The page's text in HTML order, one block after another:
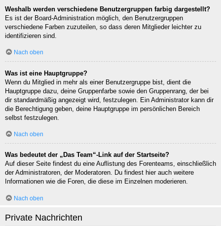
Weshalb werden verschiedene Benutzergruppen farbig dargestellt?
Es ist der Board-Administration möglich, den Benutzergruppen
verschiedene Farben zuzuteilen, so dass deren Mitglieder leichter zu
identifizieren sind.
Nach oben
Was ist eine Hauptgruppe?
Wenn du Mitglied in mehr als einer Benutzergruppe bist, dient die
Hauptgruppe dazu, deine Gruppenfarbe sowie den Gruppenrang, der bei
dir standardmäßig angezeigt wird, festzulegen. Ein Administrator kann dir
die Berechtigung geben, deine Hauptgruppe im persönlichen Bereich
selbst festzulegen.
Nach oben
Was bedeutet der „Das Team“-Link auf der Startseite?
Auf dieser Seite findest du eine Auflistung des Forenteams, einschließlich
der Administratoren, der Moderatoren. Du findest hier auch weitere
Informationen wie die Foren, die diese im Einzelnen moderieren.
Nach oben
Private Nachrichten